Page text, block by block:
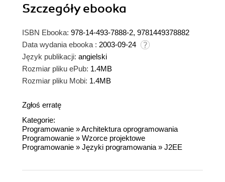
Szczegółyebooka
ISBN Ebooka: 978-14-493-7888-2, 9781449378882
Data wydania ebooka : 2003-09-24
Język publikacji: angielski
Rozmiar pliku ePub: 1.4MB
Rozmiar pliku Mobi: 1.4MB
Zgłoś erratę
Kategorie:
Programowanie »Architektura oprogramowania
Programowanie » Wzorce projektowe
Programowanie » Języki programowania » J2EE